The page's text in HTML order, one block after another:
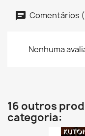
Comentários
Nenhuma
16 outros
categoria: